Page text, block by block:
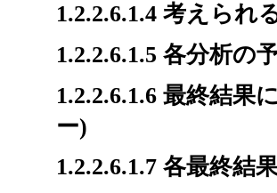
1.2.2.6.1.4 考えられ
1.2.2.6.1.5 各分析の
1.2.2.6.1.6 最終結果
ー)
1.2.2.6.1.7 各最終結